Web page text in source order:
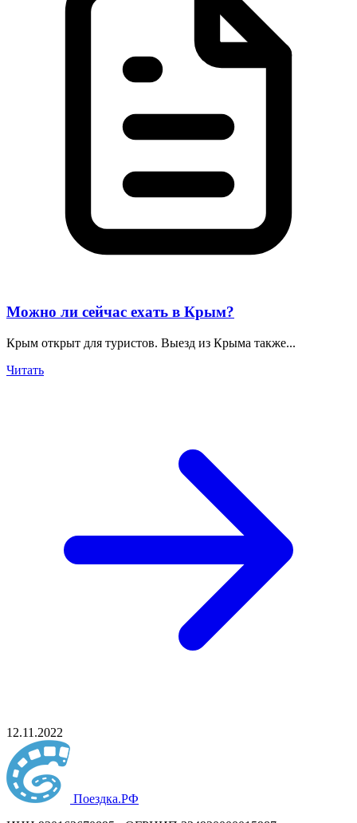
Можно ли сейчас ехать в Крым?
Крым открыт для туристов. Выезд из Крыма также...
Читать
12.11.2022
Поездка.РФ